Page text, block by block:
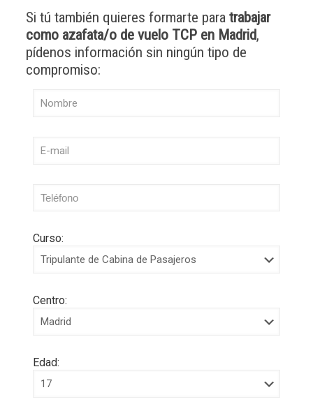
Si tú también quieres formarte para trabajar
como azafata/o de vuelo TCP en Madrid,
pídenos información sin ningún tipo de
compromiso:
Curso:
Centro:
Edad: